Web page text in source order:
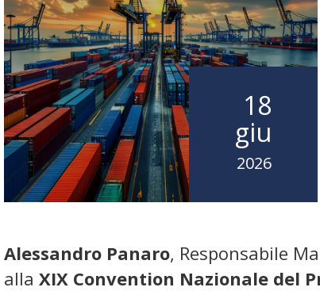
18
giu
2026
Alessandro Panaro, Responsabile
alla XIX Convention Nazionale del